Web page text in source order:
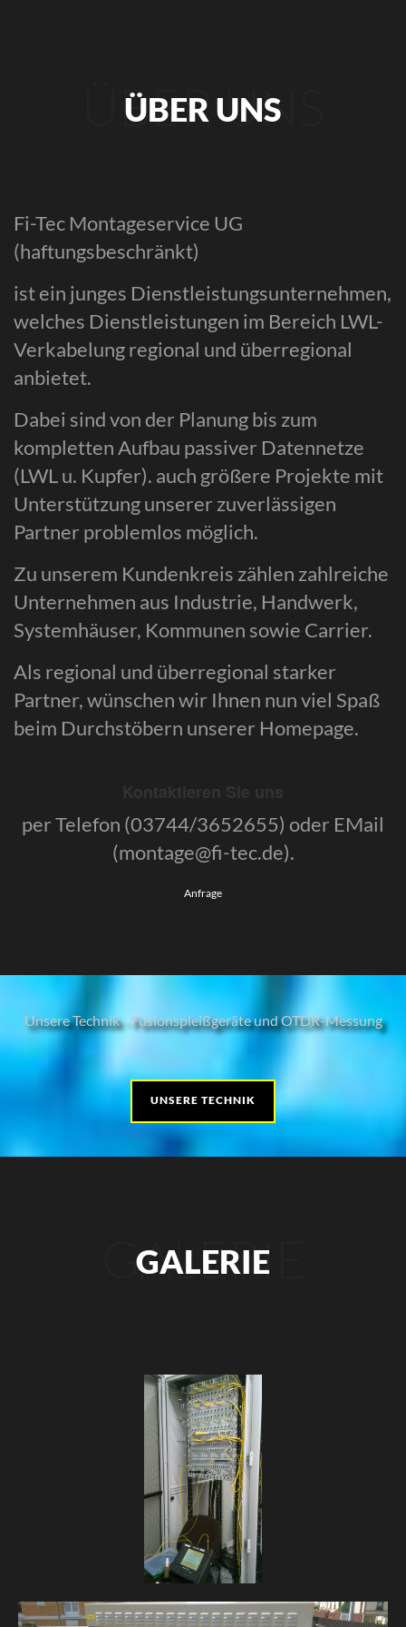
ÜBER UNS
ÜBER UNS
Fi-Tec Montageservice UG
(haftungsbeschränkt)
ist ein junges Dienstleistungsunternehmen,
welches Dienstleistungen im Bereich LWL-
Verkabelung regional und überregional
anbietet.
Dabei sind von der Planung bis zum
kompletten Aufbau passiver Datennetze
(LWL u. Kupfer). auch größere Projekte mit
Unterstützung unserer zuverlässigen
Partner problemlos möglich.
Zu unserem Kundenkreis zählen zahlreiche
Unternehmen aus Industrie, Handwerk,
Systemhäuser, Kommunen sowie Carrier.
Als regional und überregional starker
Partner, wünschen wir Ihnen nun viel Spaß
beim Durchstöbern unserer Homepage.
per Telefon (03744/3652655) oder EMail
(montage@fi-tec.de).
Anfrage
Unsere Technik - Fusionspleißgeräte und OTDR-Messung
UNSERE TECHNIK
GALERIE
GALERIE
+